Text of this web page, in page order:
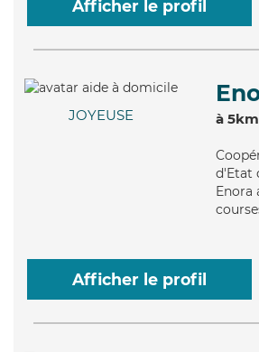
Afficher le profil
JOYEUSE à
d'Etat
Enora
Afficher le profil